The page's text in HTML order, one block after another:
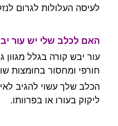
לעיסה העלולות לגרום
האם לכלב שלי יש עור
עור יבש קורה בגלל מגוון
חורפי ומחסור בחומצות
הכלב שלך עשוי להגיב לאי
ליקוק בעורו או בפרוותו.